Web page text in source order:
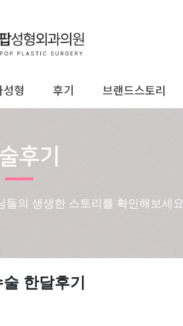
형 후기 브랜드스토리
후기
의 생생한 스토리를 확인해보세요
한달후기